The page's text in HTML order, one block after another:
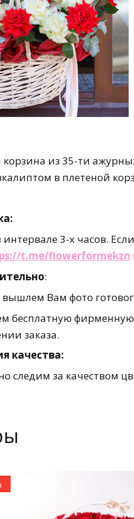
корзина из 35-ти
в плетеной
интервале 3-х часов.
t.me/flowerformekzn
:
Вам фото
фирменную
заказа.
качества:
следим за качеством